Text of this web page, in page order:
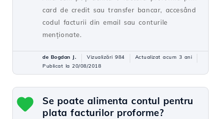
card de credit sau transfer bancar, accesând
codul facturii din email sau conturile
menționate.
de Bogdan J. Vizualizări 984
Actualizat acum 3 ani
Publicat la 20/08/2018
Se poate alimenta contul pentru
plata facturilor proforme?